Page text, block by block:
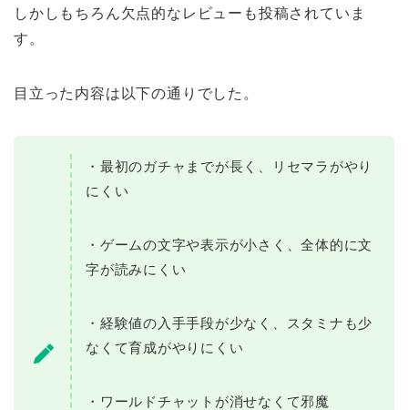
しかしもちろん欠点的なレビューも投稿されていま
す。
目立った内容は以下の通りでした。
・最初のガチャまでが長く、リセマラがやり
にくい
・ゲームの文字や表示が小さく、全体的に文
字が読みにくい
・経験値の入手手段が少なく、スタミナも少
なくて育成がやりにくい
・ワールドチャットが消せなくて邪魔